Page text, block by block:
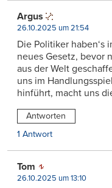
Argus
26.10.2025 um 21:54
Die Politiker haben‘s
neues Gesetz, bevor
aus der Welt
uns im
hinführt, macht uns
Antworten
1 Antwort
Tom
26.10.2025 um 13:10